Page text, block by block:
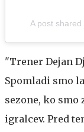
A post
"Trener Dejan
Spomladi smo
sezone, ko
igralcev. Pred